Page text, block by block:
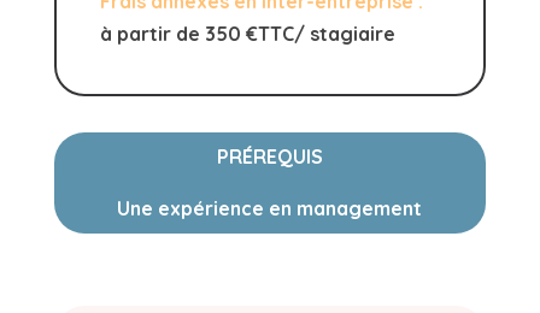
à partir de 350 €TTC/ stagiaire
PRÉREQUIS
Une expérience en management